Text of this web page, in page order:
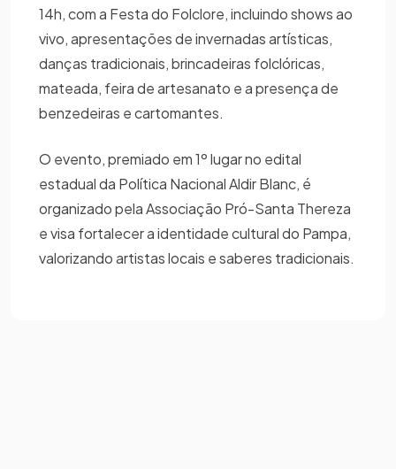
14h, com a Festa do Folclore, incluindo shows ao
vivo, apresentações de invernadas artísticas,
danças tradicionais, brincadeiras folclóricas,
mateada, feira de artesanato e a presença de
benzedeiras e cartomantes.
O evento, premiado em 1º lugar no edital
estadual da Política Nacional Aldir Blanc, é
organizado pela Associação Pró-Santa Thereza
e visa fortalecer a identidade cultural do Pampa,
valorizando artistas locais e saberes tradicionais.